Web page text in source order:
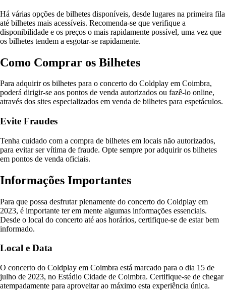
Há várias opções de bilhetes disponíveis, desde lugares na primeira fila
até bilhetes mais acessíveis. Recomenda-se que verifique a
disponibilidade e os preços o mais rapidamente possível, uma vez que
os bilhetes tendem a esgotar-se rapidamente.
Como Comprar os Bilhetes
Para adquirir os bilhetes para o concerto do Coldplay em Coimbra,
poderá dirigir-se aos pontos de venda autorizados ou fazê-lo online,
através dos sites especializados em venda de bilhetes para espetáculos.
Evite Fraudes
Tenha cuidado com a compra de bilhetes em locais não autorizados,
para evitar ser vítima de fraude. Opte sempre por adquirir os bilhetes
em pontos de venda oficiais.
Informações Importantes
Para que possa desfrutar plenamente do concerto do Coldplay em
2023, é importante ter em mente algumas informações essenciais.
Desde o local do concerto até aos horários, certifique-se de estar bem
informado.
Local e Data
O concerto do Coldplay em Coimbra está marcado para o dia 15 de
julho de 2023, no Estádio Cidade de Coimbra. Certifique-se de chegar
atempadamente para aproveitar ao máximo esta experiência única.